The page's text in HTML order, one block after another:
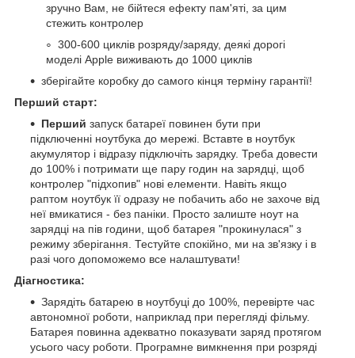
зручно Вам, не бійтеся ефекту пам'яті, за цим
стежить контролер
300-600 циклів розряду/заряду, деякі дорогі
моделі Apple виживають до 1000 циклів
зберігайте коробку до самого кінця терміну гарантії!
Перший старт:
Перший запуск батареї повинен бути при
підключенні ноутбука до мережі. Вставте в ноутбук
акумулятор і відразу підключіть зарядку. Треба довести
до 100% і потримати ще пару годин на зарядці, щоб
контролер "підхопив" нові елементи. Навіть якщо
раптом ноутбук її одразу не побачить або не захоче від
неї вмикатися - без паніки. Просто залиште ноут на
зарядці на пів години, щоб батарея "прокинулася" з
режиму зберігання. Тестуйте спокійно, ми на зв'язку і в
разі чого допоможемо все налаштувати!
Діагностика:
Зарядіть батарею в ноутбуці до 100%, перевірте час
автономної роботи, наприклад при перегляді фільму.
Батарея повинна адекватно показувати заряд протягом
усього часу роботи. Програмне вимкнення при розряді